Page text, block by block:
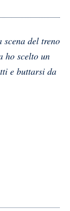
scena del treno
ho scelto un
e buttarsi da